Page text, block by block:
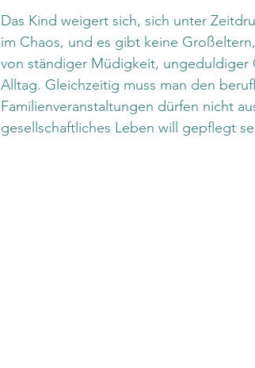
Das Kind weigert sich, sich unter
im Chaos, und es gibt keine
von ständiger Müdigkeit,
Alltag. Gleichzeitig muss man den
Familienveranstaltungen dürfen nicht
gesellschaftliches Leben will gepflegt